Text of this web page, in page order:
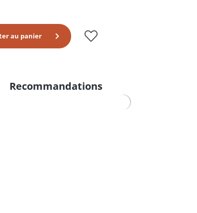
au panier
Recommandations